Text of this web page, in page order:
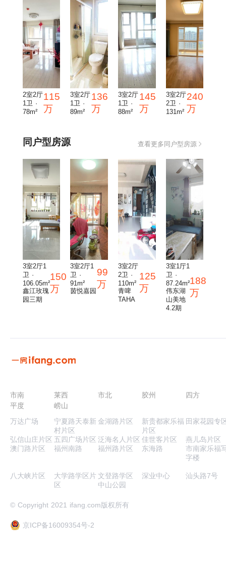
2室2厅
1卫 ·
78m²
115
万
3室2厅
1卫 ·
89m²
136
万
3室2厅
1卫 ·
88m²
145
万
3室2厅
2卫 ·
131m²
240
万
同户型房源 查看更多同户型房源
3室2厅1
卫 ·
106.05m²
鑫江玫瑰
园三期
150
万
3室2厅1
卫 ·
91m²
茵悦嘉园
99
万
3室2厅
2卫 ·
110m²
青啤
TAHA
125
万
3室1厅1
卫 ·
87.24m²
伟东湖
山美地
4.2期
188
万
市南 莱西 市北 胶州
四方
平度
崂山
万达广场
宁夏路天泰新
村片区
金湖路片区
新贵都家乐福
片区
田家花园专
弘信山庄片区 五四广场片区 泛海名人片区 佳世客片区
燕儿岛片区
澳门路片区
福州南路 福州路片区 东海路
市南家乐福
字楼
八大峡片区
大学路学区片
区
文登路学区 深业中心
汕头路7号
中山公园
© Copyright 2021 ifang.com版权所有
京ICP备16009354号-2